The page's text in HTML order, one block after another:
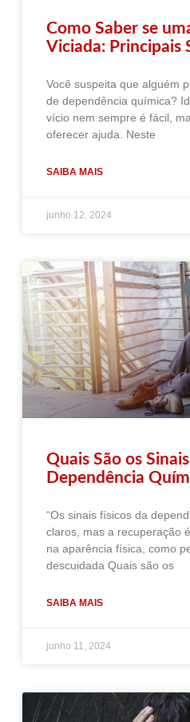
Como Saber se
Viciada: Principais
Você suspeita que alguém
de dependência química?
vício nem sempre é fácil,
oferecer ajuda. Neste
SAIBA MAIS
junho 12, 2024
Quais São os
Dependência
“Os sinais físicos da
claros, mas a recuperação
na aparência física, como
descuidada Quais são os
SAIBA MAIS
junho 11, 2024